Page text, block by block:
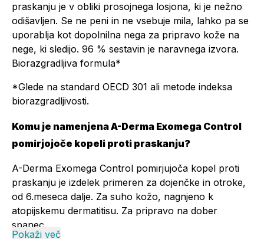
praskanju je v obliki prosojnega losjona, ki je nežno
odišavljen. Se ne peni in ne vsebuje mila, lahko pa se
uporablja kot dopolnilna nega za pripravo kože na
nege, ki sledijo. 96 % sestavin je naravnega izvora.
Biorazgradljiva formula*
*Glede na standard OECD 301 ali metode indeksa
biorazgradljivosti.
Komu je namenjena A-Derma Exomega Control
pomirjojoče kopeli proti praskanju?
A-Derma Exomega Control pomirjujoča kopel proti
praskanju je izdelek primeren za dojenčke in otroke,
od 6.meseca dalje. Za suho kožo, nagnjeno k
atopijskemu dermatitisu. Za pripravo na dober
spanec.
Pokaži več